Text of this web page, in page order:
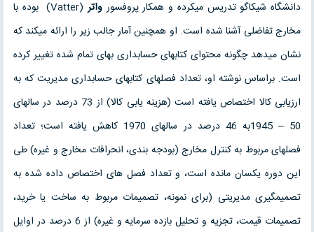
دانشگاه شیکاگو تدریس می‏کرده و همکار پروفسورواتر
(Vatter) بوده با
مخارج تفاضلی آشنا شده است. او همچنین آمار جالب زیر را ارائه می‏کند که
نشان می‏دهد چگونه محتوای کتابهای حسابداری بهای تمام شده تغییر کرده
است. براساس نوشته او، تعداد فصلهای کتابهای حسابداری مدیریت که به
ارزیابی کالا اختصاص یافته است (هزینه‏ یابی کالا) از 73 درصد در سالهای
50 – 1945به 46 درصد در سالهای 1970 کاهش یافته است؛ تعداد
فصلهای مربوط به کنترل مخارج (بودجه ‏بندی، انحرافات مخارج و غیره) طی
این دوره یکسان مانده است، و تعداد فصل های اختصاص داده شده به
تصمیمگیری مدیریتی (برای نمونه، تصمیمات مربوط به ساخت یا خرید،
تصمیمات قیمت، تجزیه و تحلیل بازده سرمایه و غیره) از 6 درصد در اوایل